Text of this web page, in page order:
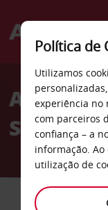
Welcome
AvisAluguer
CARRO
Política de
Utilizamos
experiência no
com parceiros
confiança – a
informação. Ao
utilização de